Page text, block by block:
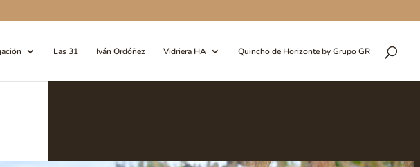
Las 31 Iván Ordóñez Vidriera HA Quincho de Horizonte by Grupo GR